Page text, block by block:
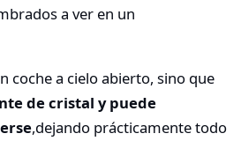
a ver en un
coche a cielo abierto, sino que
de cristal y puede
,dejando prácticamente todo